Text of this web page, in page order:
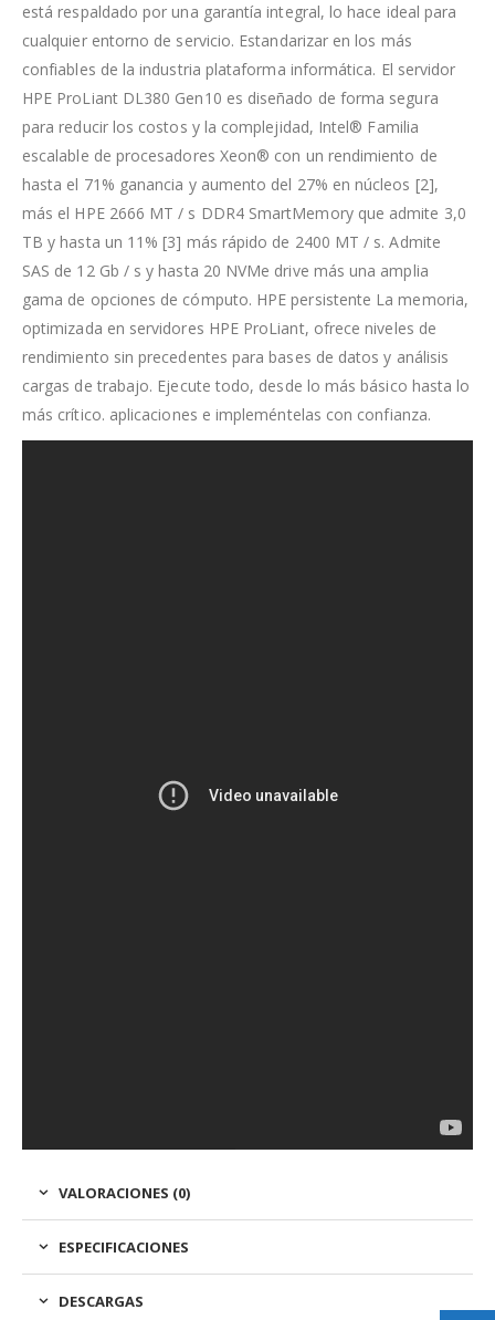
está respaldado por una garantía integral, lo hace ideal para
cualquier entorno de servicio. Estandarizar en los más
confiables de la industria plataforma informática. El servidor
HPE ProLiant DL380 Gen10 es diseñado de forma segura
para reducir los costos y la complejidad, Intel® Familia
escalable de procesadores Xeon® con un rendimiento de
hasta el 71% ganancia y aumento del 27% en núcleos [2],
más el HPE 2666 MT / s DDR4 SmartMemory que admite 3,0
TB y hasta un 11% [3] más rápido de 2400 MT / s. Admite
SAS de 12 Gb / s y hasta 20 NVMe drive más una amplia
gama de opciones de cómputo. HPE persistente La memoria,
optimizada en servidores HPE ProLiant, ofrece niveles de
rendimiento sin precedentes para bases de datos y análisis
cargas de trabajo. Ejecute todo, desde lo más básico hasta lo
más crítico. aplicaciones e impleméntelas con confianza.
VALORACIONES (0)
ESPECIFICACIONES
DESCARGAS